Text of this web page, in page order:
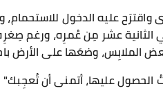
واقترَح عليه الدخول
الثانية عشر مِن عُمرِه، ورغم
الملابِس، وضعَها على الأرض
عليها، أتمنى أن تُعجِبك"